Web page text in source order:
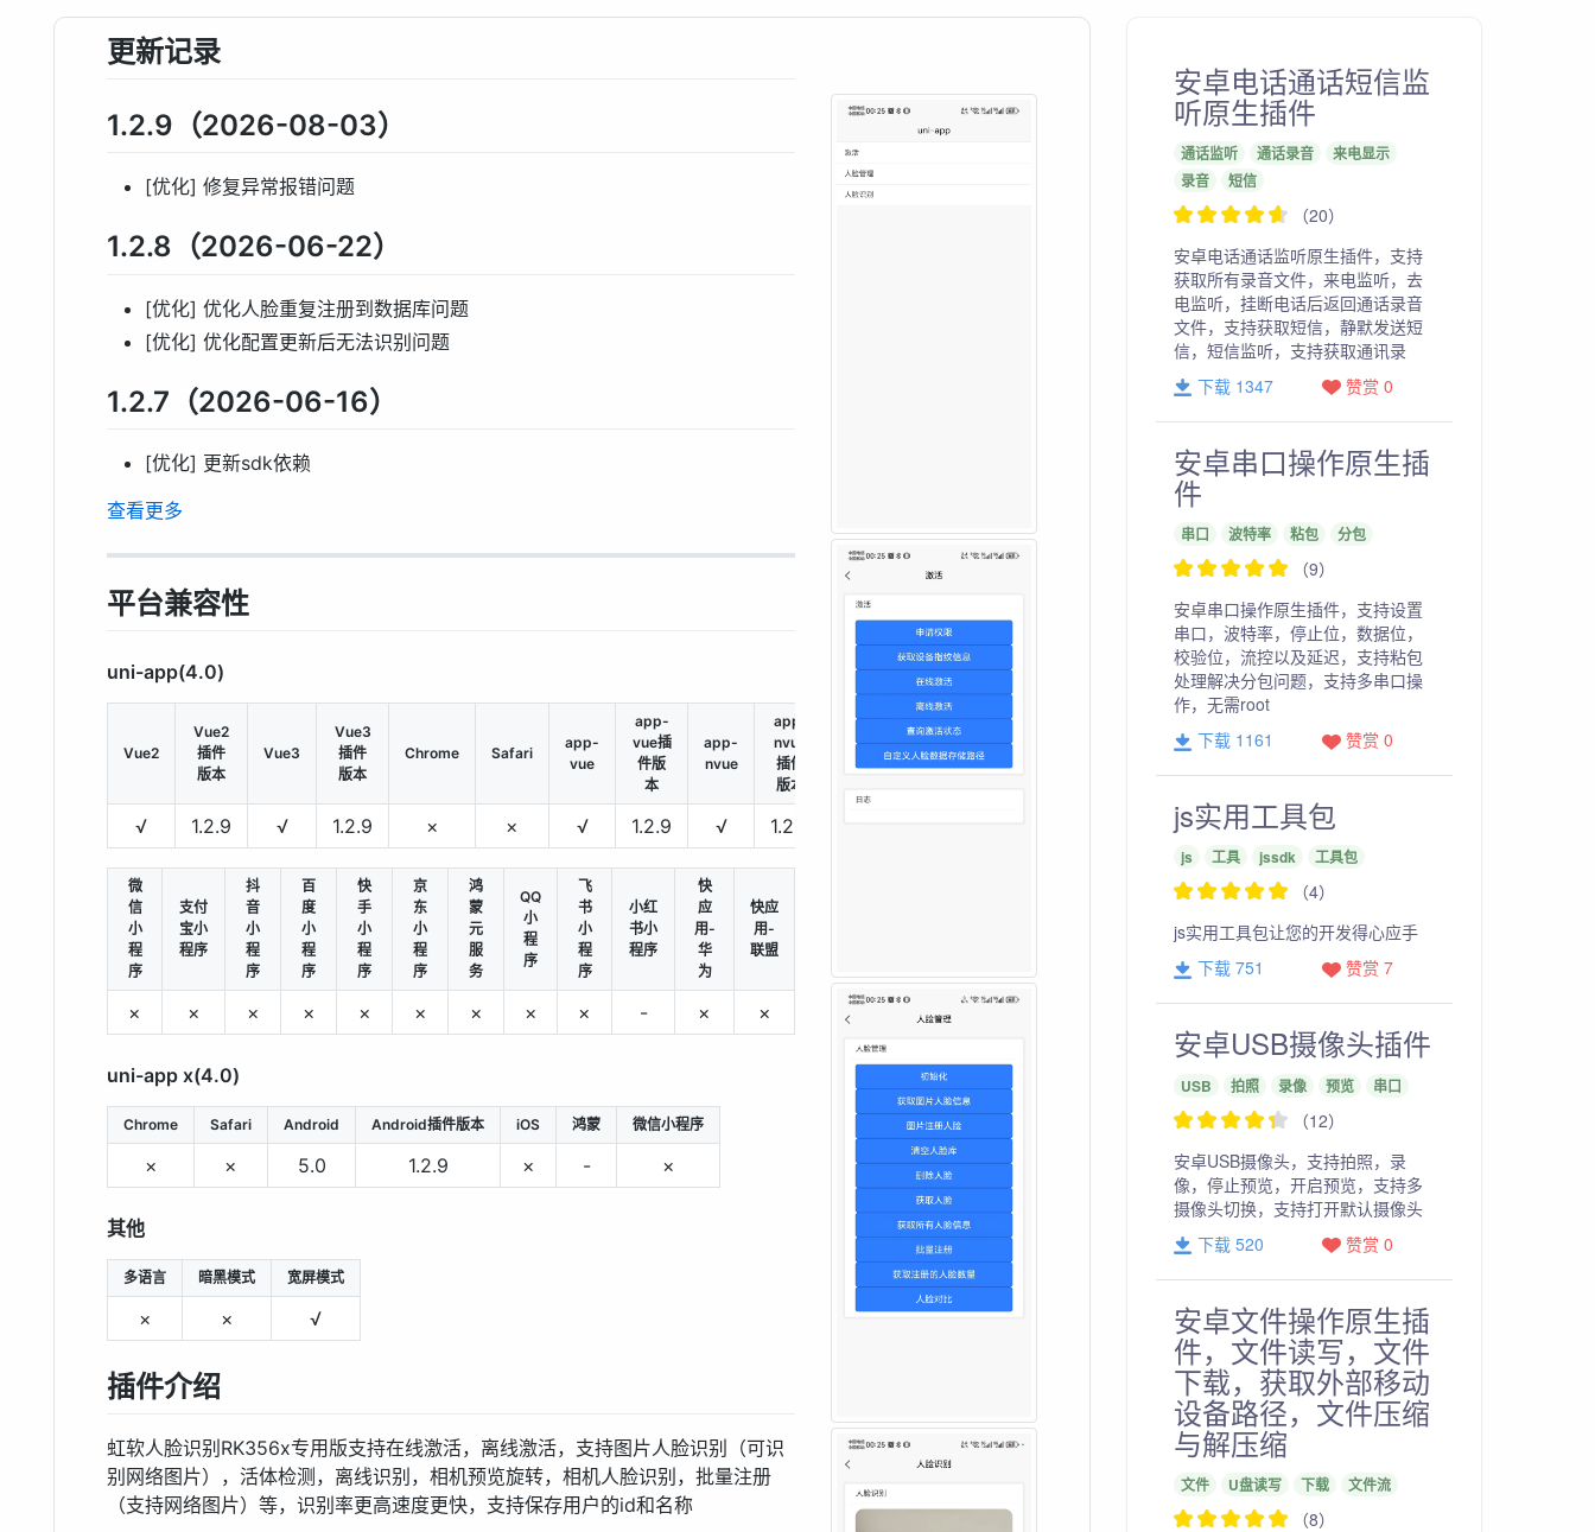
更新记录
1.2.9（2026-08-03）
[优化] 修复异常报错问题
1.2.8（2026-06-22）
[优化] 优化人脸重复注册到数据库问题
[优化] 优化配置更新后无法识别问题
1.2.7（2026-06-16）
[优化] 更新sdk依赖
查看更多
平台兼容性
uni-app(4.0)
Vue2
Vue2
插件
版本
Vue3
Vue3
插件
版本
Chrome Safari
app-
vue
app-
vue插
件版
本
app-
nvue
app-
nvue
插件
版本
Android
Android
插件版
本
√ 1.2.9 √ 1.2.9 × × √ 1.2.9 √ 1.2.9
微
信
小
程
序
支付
宝小
程序
抖
音
小
程
序
百
度
小
程
序
快
手
小
程
序
京
东
小
程
序
鸿
蒙
元
服
务
QQ
小
程
序
飞
书
小
程
序
小红
书小
程序
快
应
用-
华
为
快应
用-
联盟
× × × × × × × × × - × ×
uni-app x(4.0)
Chrome Safari Android Android插件版本 iOS 鸿蒙 微信小程序
× × 5.0 1.2.9 × - ×
其他
多语言 暗黑模式 宽屏模式
× × √
插件介绍
虹软人脸识别RK356x专用版支持在线激活，离线激活，支持图片人脸识别（可识
别网络图片），活体检测，离线识别，相机预览旋转，相机人脸识别，批量注册
（支持网络图片）等，识别率更高速度更快，支持保存用户的id和名称
安卓电话通话短信监
听原生插件
通话监听 通话录音
来电显示
录音
短信
（20）
安卓电话通话监听原生插件，支持
获取所有录音文件，来电监听，去
电监听，挂断电话后返回通话录音
文件，支持获取短信，静默发送短
信，短信监听，支持获取通讯录
下载 1347
赞赏 0
安卓串口操作原生插
件
串口 波特率 粘包 分包
（9）
安卓串口操作原生插件，支持设置
串口，波特率，停止位，数据位，
校验位，流控以及延迟，支持粘包
处理解决分包问题，支持多串口操
作，无需root
下载 1161
赞赏 0
js实用工具包
js 工具 jssdk 工具包
（4）
js实用工具包让您的开发得心应手
下载 751
赞赏 7
安卓USB摄像头插件
USB 拍照 录像 预览 串口
（12）
安卓USB摄像头，支持拍照，录
像，停止预览，开启预览，支持多
摄像头切换，支持打开默认摄像头
下载 520
赞赏 0
安卓文件操作原生插
件，文件读写，文件
下载，获取外部移动
设备路径，文件压缩
与解压缩
文件 U盘读写 下载 文件流
（8）